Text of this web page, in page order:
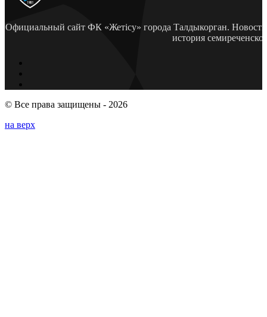
Официальный сайт ФК «Жетісу» города Талдыкорган.
история
© Все права защищены - 2026
на верх